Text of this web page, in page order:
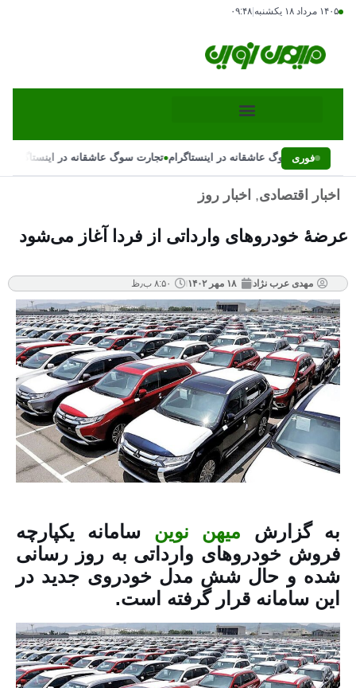
۱۴۰۵ مرداد ۱۸ یکشنبه ۰۹:۴۸
فوری
تجارت سوگ عاشقانه در اینستاگرام•تجارت سوگ عاشقانه در اینستاگرام
اخبار اقتصادی, اخبار روز
عرضۀ خودرو‌های وارداتی از فردا آغاز می‌شود
مهدی عرب نژاد ۱۸ مهر ۱۴۰۲ ۸:۵۰ ب٫ظ
به گزارش میهن نوین سامانه یکپارچه
فروش خودرو‌های وارداتی به روز رسانی
شده و حال شش مدل خودروی جدید در
این سامانه قرار گرفته است.